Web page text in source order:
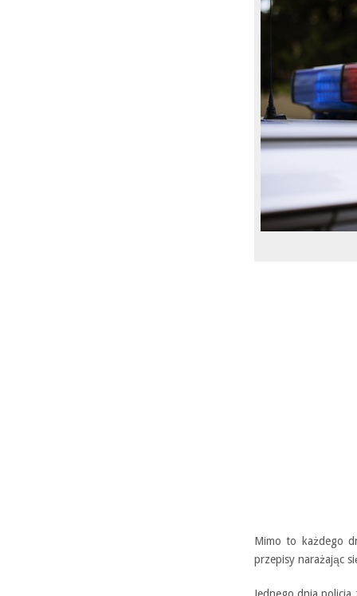
Mimo to każdego
przepisy narażając
Jednego dnia